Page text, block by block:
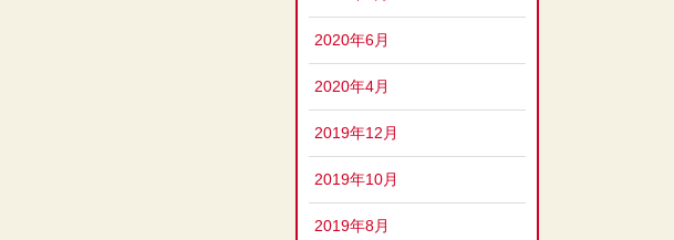
2020年6月
2020年4月
2019年12月
2019年10月
2019年8月